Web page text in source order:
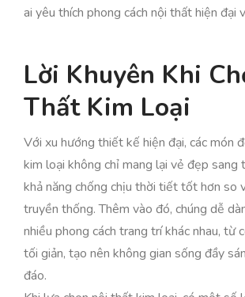
ai yêu thích phong cách nội thất hiện đại
Lời Khuyên Khi
Thất Kim Loại
Với xu hướng thiết kế hiện đại, các món
kim loại không chỉ mang lại vẻ đẹp sang
khả năng chống chịu thời tiết tốt hơn so
truyền thống. Thêm vào đó, chúng dễ
nhiều phong cách trang trí khác nhau, từ
tối giản, tạo nên không gian sống đầy
đáo.